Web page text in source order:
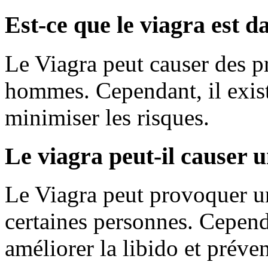
Est-ce que le viagra est
Le Viagra peut causer des
hommes. Cependant, il
minimiser les risques.
Le viagra peut-il causer
Le Viagra peut provoquer
certaines personnes.
améliorer la libido et